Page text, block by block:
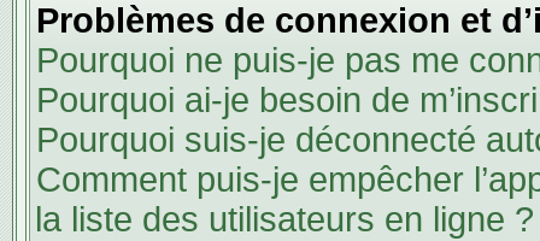
Problèmes de connexion et
Pourquoi ne puis-je pas me
Pourquoi ai-je besoin de
Pourquoi suis-je déconnecté
Comment puis-je empêcher
la liste des utilisateurs en ligne ?